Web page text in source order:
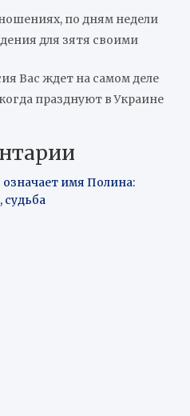
по дням недели
для зятя своими
Вас ждет на самом деле
празднуют в Украине
означает имя Полина:
судьба